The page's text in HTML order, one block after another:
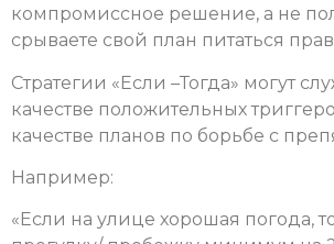
компромиссное решение, а не
срываете свой план питаться
Стратегии «Если –Тогда» могут
качестве положительных
качестве планов по борьбе с
Например:
«Если на улице хорошая погода,